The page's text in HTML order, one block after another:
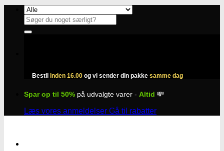
Fortsæt
indhold
Søg
efter:
Bestil inden 16.00 og vi sender din pakke samme dag
Spar op til 50% på udvalgte varer - Altid 💸
Læs vores anmeldelser Gå til rabatter